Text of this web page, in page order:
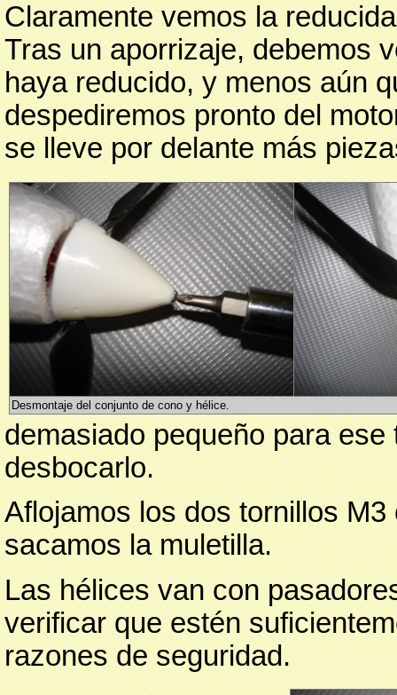
Claramente vemos la
Tras un aporrizaje, debemos
haya reducido, y menos aún
despediremos pronto del
se lleve por delante más
Desmontaje del conjunto de cono y hélice.
demasiado pequeño para
desbocarlo.
Aflojamos los dos tornillos
sacamos la muletilla.
Las hélices van con
verificar que estén
razones de seguridad.